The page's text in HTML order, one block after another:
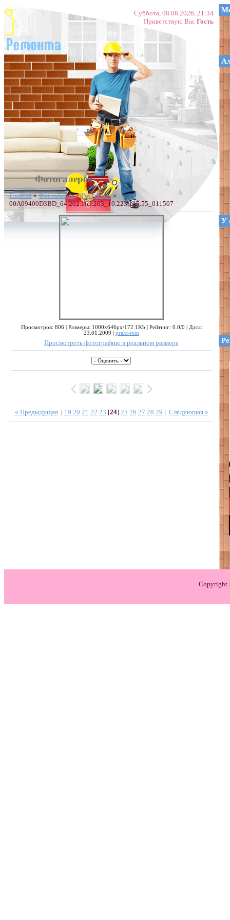
Суббота, 08.08.2026, 21:34
Приветствую Вас Гость
Фотогалерея
Главная»Фотоальбом»Гостинная»
00A09400D3BD_64.202.163.203_10.223.145.55_011507
Просмотров: 806 | Размеры: 1000x646px/172.1Kb | Рейтинг: 0.0/0 | Дата:
23.01.2009 | prakt-rem
Просмотреть фотографию в реальном размере
« Предыдущая| 19 20 21 22 23 [24] 25 26 27 28 29 | Следующая »
У
Copyright